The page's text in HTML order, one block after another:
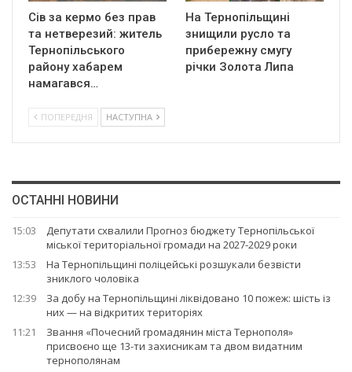
Сів за кермо без прав
та нетверезий: житель
Тернопільського
району хабарем
намагався…
На Тернопільщині
знищили русло та
прибережну смугу
річки Золота Липа
ПОПЕРЕДНЯ НАСТУПНА
ОСТАННІ НОВИНИ
15:03
Депутати схвалили Прогноз бюджету Тернопільської
міської територіальної громади на 2027-2029 роки
13:53
На Тернопільщині поліцейські розшукали безвісти
зниклого чоловіка
12:39
За добу на Тернопільщині ліквідовано 10 пожеж: шість із
них — на відкритих територіях
11:21
Звання «Почесний громадянин міста Тернополя»
присвоєно ще 13-ти захисникам та двом видатним
тернополянам